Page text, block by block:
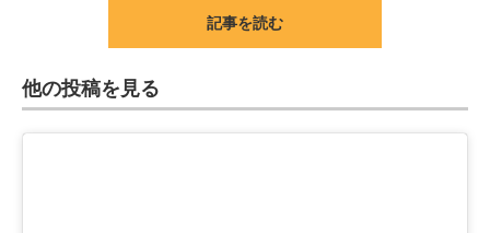
記事を読む
他の投稿を見る